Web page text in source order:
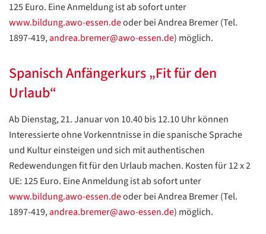
125 Euro. Eine Anmeldung ist ab sofort unter
www.bildung.awo-essen.deoder bei Andrea Bremer (Tel.
1897-419,andrea.bremer@awo-essen.de) möglich.
Spanisch Anfängerkurs „Fit für den
Urlaub“
Ab Dienstag, 21. Januar von 10.40 bis 12.10 Uhr können
Interessierte ohne Vorkenntnisse in die spanische Sprache
und Kultur einsteigen und sich mit authentischen
Redewendungen fit für den Urlaub machen. Kosten für 12 x 2
UE: 125 Euro. Eine Anmeldung ist ab sofort unter
www.bildung.awo-essen.deoder bei Andrea Bremer (Tel.
1897-419,andrea.bremer@awo-essen.de) möglich.
Datenschutzerklärung
Datenschutzerklärung
Google